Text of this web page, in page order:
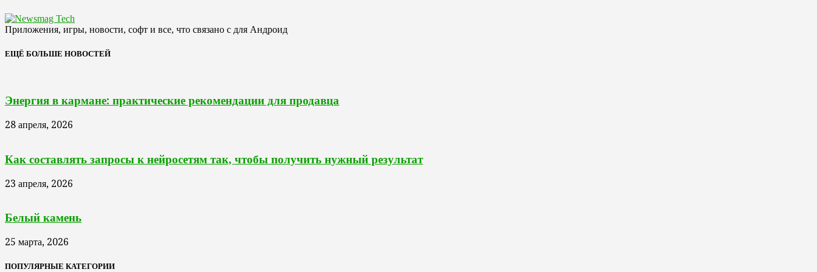
Приложения, игры, новости, софт и все, что связано с для Андроид
ЕЩЁ БОЛЬШЕ НОВОСТЕЙ
Энергия в кармане: практические рекомендации для продавца
28 апреля, 2026
Как составлять запросы к нейросетям так, чтобы получить нужный результат
23 апреля, 2026
Белый камень
25 марта, 2026
ПОПУЛЯРНЫЕ КАТЕГОРИИ